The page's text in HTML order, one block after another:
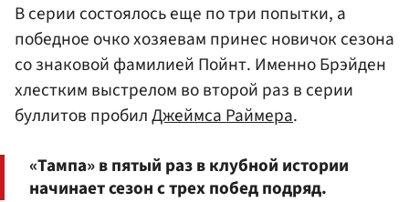
В серии состоялось еще по три попытки, а
победное очко хозяевам принес новичок сезона
со знаковой фамилией Пойнт. Именно Брэйден
хлестким выстрелом во второй раз в серии
буллитов пробилДжеймса Раймера.
«Тампа» в пятый раз в клубной истории
начинает сезон с трех побед подряд.